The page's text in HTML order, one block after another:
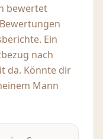
bewertet
Ein
nach
da. Könnte dir
Mann